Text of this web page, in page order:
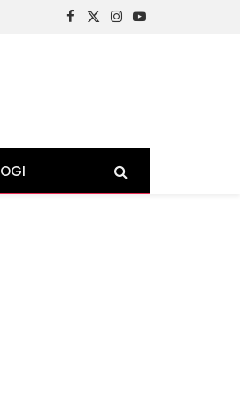
Facebook
X
Instagram
YouTube